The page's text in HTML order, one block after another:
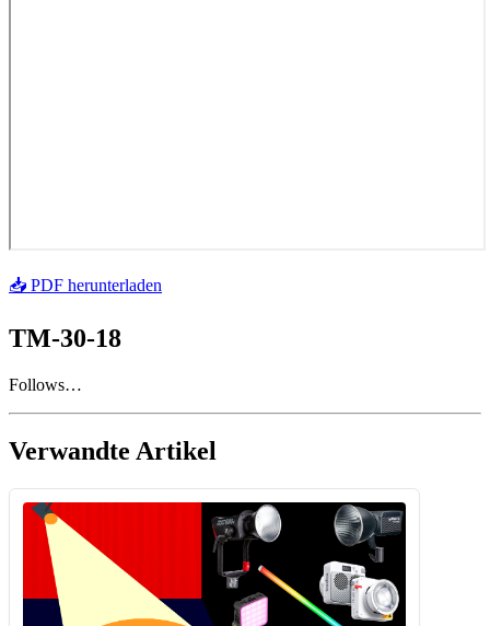
📥 PDF herunterladen
TM-30-18
Follows…
Verwandte Artikel